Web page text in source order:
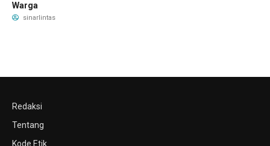
Warga
sinarlintas
Redaksi
Tentang
Kode Etik